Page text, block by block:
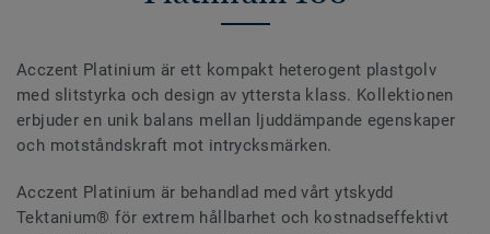
Acczent Platinium är ett kompakt heterogent plastgolv
med slitstyrka och design av yttersta klass. Kollektionen
erbjuder en unik balans mellan ljuddämpande egenskaper
och motståndskraft mot intrycksmärken.
Acczent Platinium är behandlad med vårt ytskydd
Tektanium® för extrem hållbarhet och kostnadseffektivt